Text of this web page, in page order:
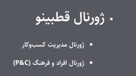
ژورنال قطبینو
ژورنال مدیریت کسب‌وکار
ژورنال افراد و فرهنگ (P&C)